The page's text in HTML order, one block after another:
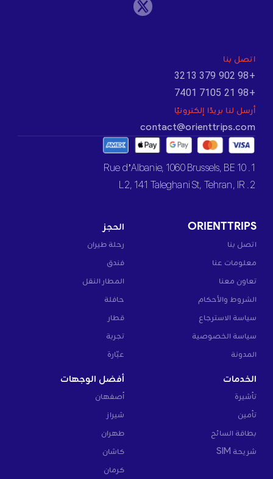
اتصل بنا
+98 902 379 3213
+98 21 7105 7401
أرسل لنا بريدًا إلكترونيًا
contact@orienttrips.com
1. 10 Rue d’Albanie, 1060 Brussels, BE
2. L2, 141 Taleghani St, Tehran, IR
ORIENTTRIPS
اتصل بنا
معلومات عنا
تعاون معنا
الشروط والأحكام
سياسة الاسترجاع
سياسة الخصوصية
المدونة
الحجز
رحلة طيران
فندق
المطار النقل
حافلة
قطار
تجربة
عبّارة
الخدمات
تأشيرة
تأمين
بطاقة السائح
شريحة SIM
أفضل الوجهات
أصفهان
شيراز
طهران
كاشان
كرمان